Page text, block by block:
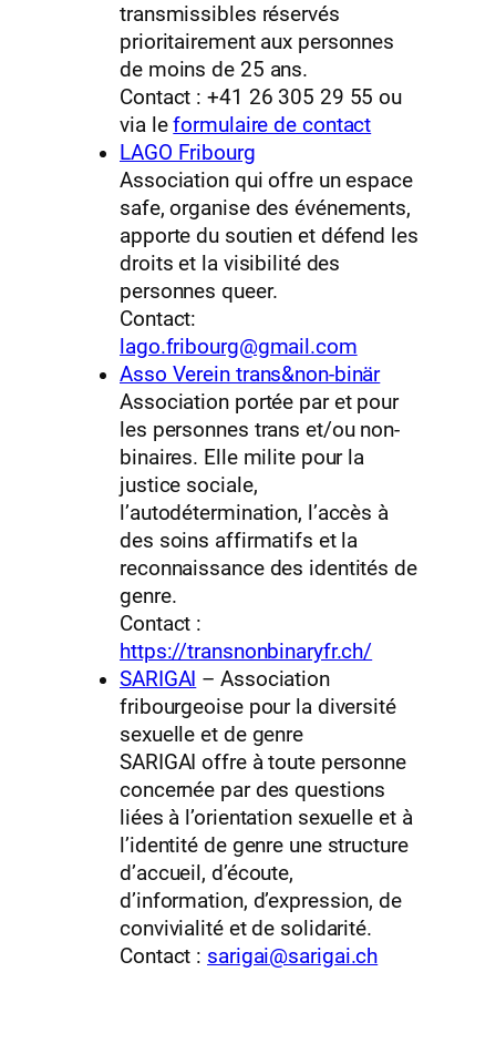
transmissibles réservés
prioritairement aux personnes
de moins de 25 ans.
Contact : +41 26 305 29 55 ou
via leformulaire de contact
LAGO Fribourg
Association qui offre un espace
safe, organise des événements,
apporte du soutien et défend les
droits et la visibilité des
personnes queer.
Contact:
lago.fribourg@gmail.com
Asso Verein trans&non-binär
Association portée par et pour
les personnes trans et/ou non-
binaires. Elle milite pour la
justice sociale,
l’autodétermination, l’accès à
des soins affirmatifs et la
reconnaissance des identités de
genre.
Contact :
https://transnonbinaryfr.ch/
SARIGAI – Association
fribourgeoise pour la diversité
sexuelle et de genre
SARIGAI offre à toute personne
concernée par des questions
liées à l’orientation sexuelle et à
l’identité de genre une structure
d’accueil, d’écoute,
d’information, d’expression, de
convivialité et de solidarité.
Contact : sarigai@sarigai.ch